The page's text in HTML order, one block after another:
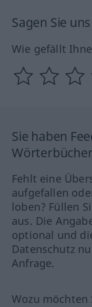
Sagen Sie
Wie gefällt
Sie haben
Fehlt eine
aufgefallen
loben? Füllen
aus. Die
optional und
Datenschutz
Anfrage.
Wozu möchten